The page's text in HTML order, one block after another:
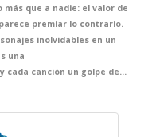
que a nadie: el valor de
premiar lo contrario.
inolvidables en un
una